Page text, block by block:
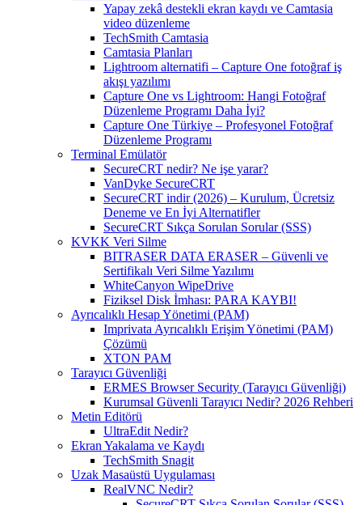
Yapay zekâ destekli ekran kaydı ve Camtasia
video düzenleme
TechSmith Camtasia
Camtasia Planları
Lightroom alternatifi – Capture One fotoğraf iş
akışı yazılımı
Capture One vs Lightroom: Hangi Fotoğraf
Düzenleme Programı Daha İyi?
Capture One Türkiye – Profesyonel Fotoğraf
Düzenleme Programı
Terminal Emülatör
SecureCRT nedir? Ne işe yarar?
VanDyke SecureCRT
SecureCRT indir (2026) – Kurulum, Ücretsiz
Deneme ve En İyi Alternatifler
SecureCRT Sıkça Sorulan Sorular (SSS)
KVKK Veri Silme
BITRASER DATA ERASER – Güvenli ve
Sertifikalı Veri Silme Yazılımı
WhiteCanyon WipeDrive
Fiziksel Disk İmhası: PARA KAYBI!
Ayrıcalıklı Hesap Yönetimi (PAM)
Imprivata Ayrıcalıklı Erişim Yönetimi (PAM)
Çözümü
XTON PAM
Tarayıcı Güvenliği
ERMES Browser Security (Tarayıcı Güvenliği)
Kurumsal Güvenli Tarayıcı Nedir? 2026 Rehberi
Metin Editörü
UltraEdit Nedir?
Ekran Yakalama ve Kaydı
TechSmith Snagit
Uzak Masaüstü Uygulaması
RealVNC Nedir?